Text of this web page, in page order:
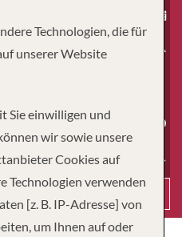
Technologien, die für
unserer Website
Sie einwilligen und
wir sowie unsere
Cookies auf
Technologien verwenden
[z. B. IP-Adresse] von
um Ihnen auf oder